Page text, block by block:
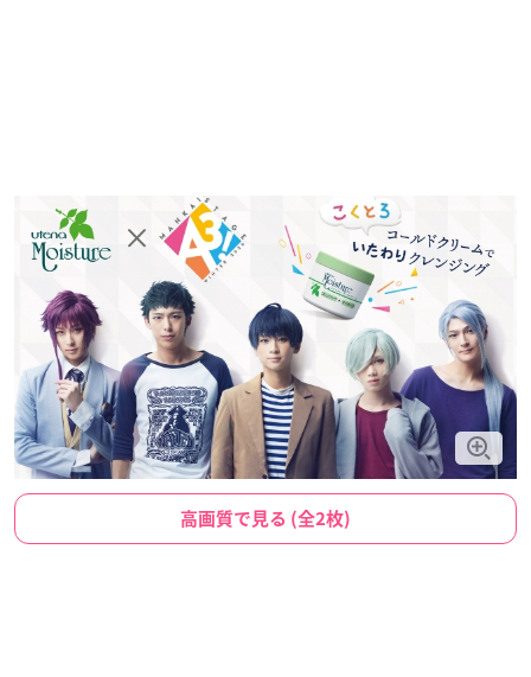
高画質で見る (全2枚)